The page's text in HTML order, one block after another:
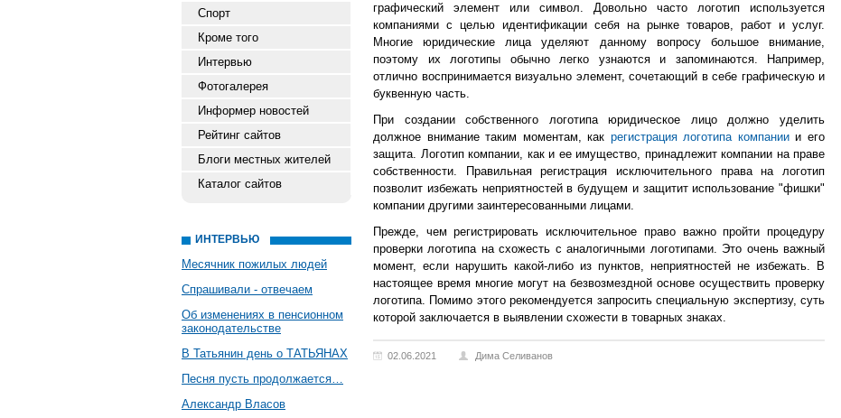
Спорт
Кроме того
Интервью
Фотогалерея
Информер новостей
Рейтинг сайтов
Блоги местных жителей
Каталог сайтов
ИНТЕРВЬЮ
Месячник пожилых людей
Спрашивали - отвечаем
Об изменениях в пенсионном
законодательстве
В Татьянин день о ТАТЬЯНАХ
Песня пусть продолжается…
Александр Власов
графический элемент или символ. Довольно часто логотип используется
компаниями с целью идентификации себя на рынке товаров, работ и услуг.
Многие юридические лица уделяют данному вопросу большое внимание,
поэтому их логотипы обычно легко узнаются и запоминаются. Например,
отлично воспринимается визуально элемент, сочетающий в себе графическую и
буквенную часть.
При создании собственного логотипа юридическое лицо должно уделить
должное внимание таким моментам, как регистрация логотипа компаниии его
защита. Логотип компании, как и ее имущество, принадлежит компании на праве
собственности. Правильная регистрация исключительного права на логотип
позволит избежать неприятностей в будущем и защитит использование "фишки"
компании другими заинтересованными лицами.
Прежде, чем регистрировать исключительное право важно пройти процедуру
проверки логотипа на схожесть с аналогичными логотипами. Это очень важный
момент, если нарушить какой-либо из пунктов, неприятностей не избежать. В
настоящее время многие могут на безвозмездной основе осуществить проверку
логотипа. Помимо этого рекомендуется запросить специальную экспертизу, суть
которой заключается в выявлении схожести в товарных знаках.
02.06.2021 Дима Селиванов